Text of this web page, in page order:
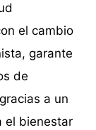
el cambio
garante
de
a un
el bienestar